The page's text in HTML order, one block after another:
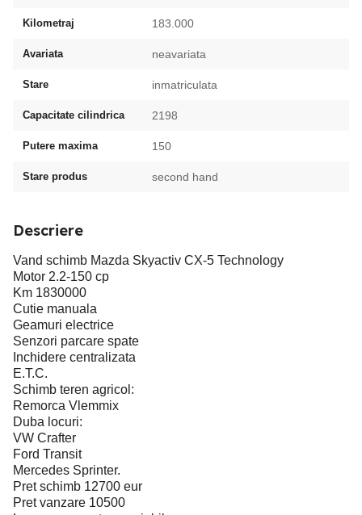
Kilometraj 183.000
Avariata neavariata
Stare inmatriculata
Capacitate cilindrica 2198
Putere maxima 150
Stare produs second hand
Descriere
Vand schimb Mazda Skyactiv CX-5 Technology
Motor 2.2-150 cp
Km 1830000
Cutie manuala
Geamuri electrice
Senzori parcare spate
Inchidere centralizata
E.T.C.
Schimb teren agricol:
Remorca Vlemmix
Duba locuri:
VW Crafter
Ford Transit
Mercedes Sprinter.
Pret schimb 12700 eur
Pret vanzare 10500